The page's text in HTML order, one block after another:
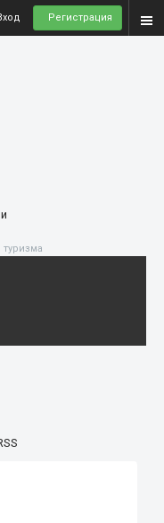
Регистрация